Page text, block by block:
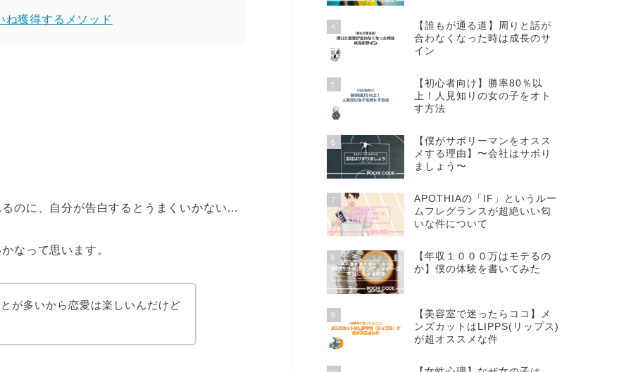
ね獲得するメソッド
のに、自分が告白するとうまくいかない…
なって思います。
が多いから恋愛は楽しいんだけど
4
【誰もが通る道】周りと話が
合わなくなった時は成長のサ
イン
5
【初心者向け】勝率80％以
上！人見知りの女の子をオト
す方法
6
【僕がサボリーマンをオスス
メする理由】〜会社はサボり
ましょう〜
7
APOTHIAの「IF」というルー
ムフレグランスが超絶いい匂
いな件について
8
【年収１０００万はモテるの
か】僕の体験を書いてみた
9
【美容室で迷ったらココ】メ
ンズカットはLIPPS(リップス)
が超オススメな件